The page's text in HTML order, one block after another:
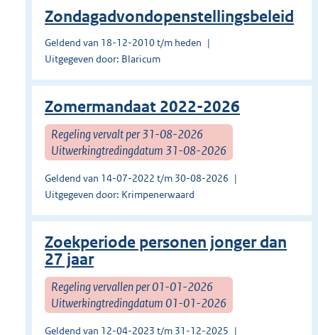
Zondagadvondopenstellingsbeleid
Geldend van 18-12-2010 t/m heden
Uitgegeven door: Blaricum
Zomermandaat 2022-2026
Regeling vervalt per 31-08-2026
Uitwerkingtredingdatum 31-08-2026
Geldend van 14-07-2022 t/m 30-08-2026
Uitgegeven door: Krimpenerwaard
Zoekperiode personen jonger dan
27 jaar
Regeling vervallen per 01-01-2026
Uitwerkingtredingdatum 01-01-2026
Geldend van 12-04-2023 t/m 31-12-2025